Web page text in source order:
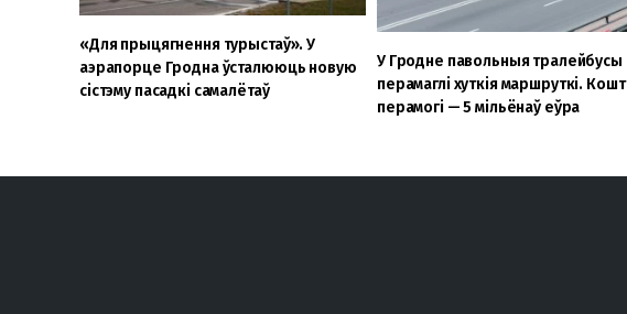
«Для прыцягнення турыстаў». У
аэрапорце Гродна ўсталююць новую
сістэму пасадкі самалётаў
У Гродне павольныя тралейбусы
перамаглі хуткія маршруткі. Кошт
перамогі — 5 мільёнаў еўра